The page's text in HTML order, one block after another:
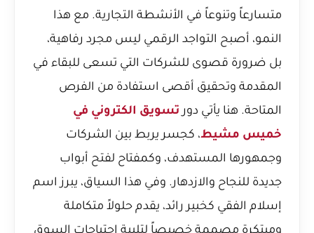
متسارعاً وتنوعاً في الأنشطة التجارية. مع هذا
النمو، أصبح التواجد الرقمي ليس مجرد رفاهية،
بل ضرورة قصوى للشركات التي تسعى للبقاء في
المقدمة وتحقيق أقصى استفادة من الفرص
المتاحة. هنا يأتي دورتسويق الكتروني في
خميس مشيط، كجسر يربط بين الشركات
وجمهورها المستهدف، وكمفتاح لفتح أبواب
جديدة للنجاح والازدهار. وفي هذا السياق، يبرز اسم
إسلام الفقي كخبير رائد، يقدم حلولاً متكاملة